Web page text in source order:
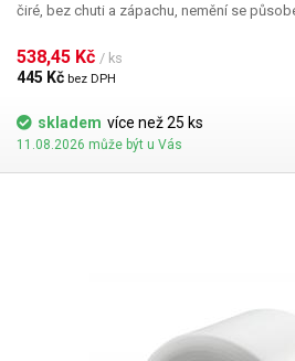
čiré, bez chuti a zápachu, nemění se
odolné proti mrazu a vlhkosti. Fólie je
obalů jakéhokoliv zboží. PE fólie jsou
recyklovatelné a jsou vhodné i pro balení
dispozici). Jako obalový prostředek
477/2001 Sb. (zákon o obalech). Ideální
svářečkami z naší nabídky. Cena je za roli 200 metrů. Materiál: LD-PE
(Low Density Polyethylen) Tloušťka
538,45 Kč / ks
445 Kč bez DPH
skladem více než 25 ks
11.08.2026 může být u Vás